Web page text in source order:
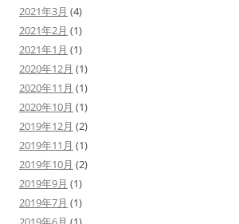
2021年3月 (4)
2021年2月 (1)
2021年1月 (1)
2020年12月 (1)
2020年11月 (1)
2020年10月 (1)
2019年12月 (2)
2019年11月 (1)
2019年10月 (2)
2019年9月 (1)
2019年7月 (1)